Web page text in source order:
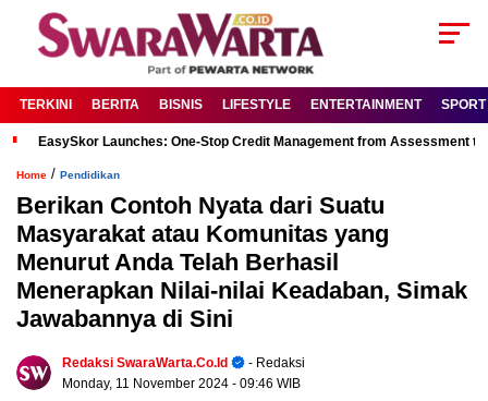
TERKINI BERITA BISNIS LIFESTYLE ENTERTAINMENT SPORT
EasySkor Launches: One-Stop Credit Management from Assessment
Home / Pendidikan
Berikan Contoh Nyata dari Suatu
Masyarakat atau Komunitas yang
Menurut Anda Telah Berhasil
Menerapkan Nilai-nilai Keadaban, Simak
Jawabannya di Sini
Redaksi SwaraWarta.co.id
- Redaksi
Monday, 11 November 2024 - 09:46 WIB